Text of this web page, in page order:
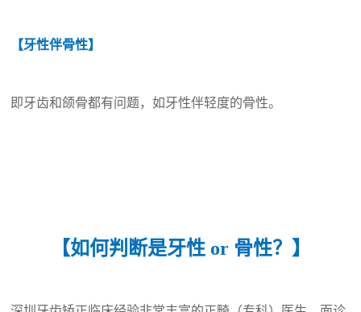
【牙性伴骨性】
即牙齿和颌骨都有问题，如牙性伴轻度的骨性。
【如何判断是牙性 or 骨性？】